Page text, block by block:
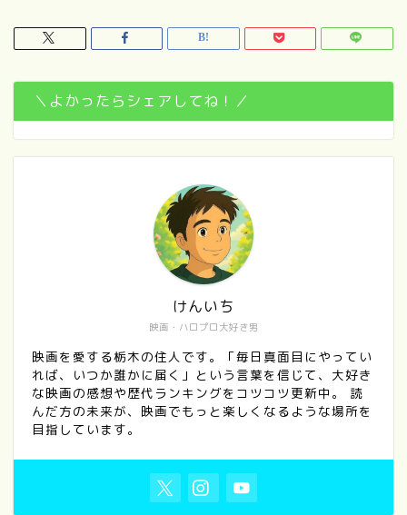
＼よかったらシェアしてね！／
映画・ハロプロ大好き男
けんいち
映画を愛する栃木の住人です。「毎日真面目にやってい
れば、いつか誰かに届く」という言葉を信じて、大好き
な映画の感想や歴代ランキングをコツコツ更新中。 読
んだ方の未来が、映画でもっと楽しくなるような場所を
目指しています。